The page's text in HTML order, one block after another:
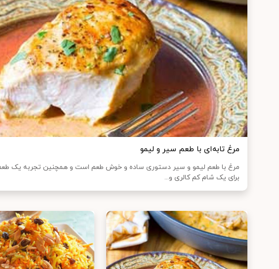
مرغ تابه‌ای با طعم سیر و لیمو
مرغ با طعم لیمو و سیر دستوری ساده و خوش طعم است و همچنین تجربه یک
برای یک شام کم کالری و...